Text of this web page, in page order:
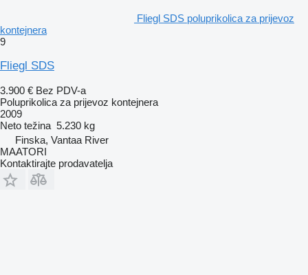
Fliegl SDS poluprikolica za prijevoz
kontejnera
9
Fliegl SDS
3.900 € Bez PDV-a
Poluprikolica za prijevoz kontejnera
2009
Neto težina 5.230 kg
Finska, Vantaa River
MAATORI
Kontaktirajte prodavatelja